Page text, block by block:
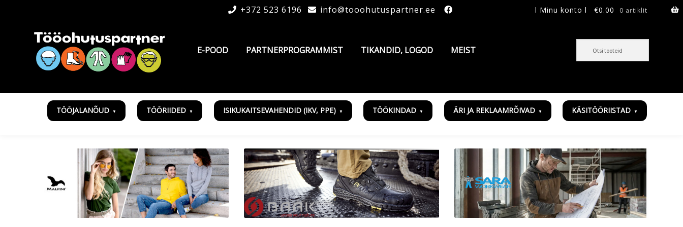
€0.00 0 artiklit
+372 523 6196 info@tooohutuspartner.ee l Minu konto l
E-POOD PARTNERPROGRAMMIST TIKANDID, LOGOD MEIST
TÖÖJALANÕUD TÖÖRIIDED ISIKUKAITSEVAHENDID (IKV, PPE) TÖÖKINDAD ÄRI JA REKLAAMRÕIVAD KÄSITÖÖRIISTAD